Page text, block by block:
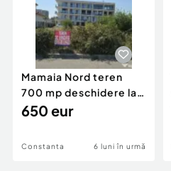
Mamaia Nord teren
700 mp deschidere la
D24 si D25
650 eur
Constanta 6 luni în urmă